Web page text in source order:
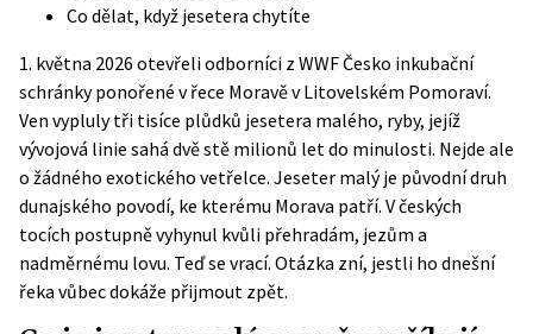
Co dělat, když jesetera chytíte
1. května 2026 otevřeli odborníci z WWF Česko inkubační
schránky ponořené v řece Moravě v Litovelském Pomoraví.
Ven vypluly tři tisíce plůdků jesetera malého, ryby, jejíž
vývojová linie sahá dvě stě milionů let do minulosti. Nejde ale
o žádného exotického vetřelce. Jeseter malý je původní druh
dunajského povodí, ke kterému Morava patří. V českých
tocích postupně vyhynul kvůli přehradám, jezům a
nadměrnému lovu. Teď se vrací. Otázka zní, jestli ho dnešní
řeka vůbec dokáže přijmout zpět.